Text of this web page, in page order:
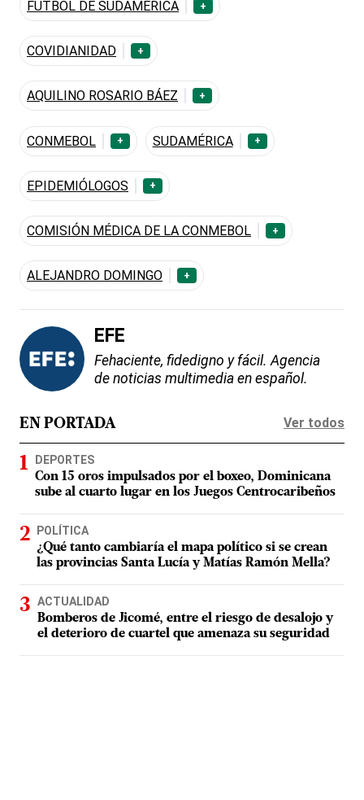
FÚTBOL DE SUDAMÉRICA +
COVIDIANIDAD +
AQUILINO ROSARIO BÁEZ +
CONMEBOL + SUDAMÉRICA +
EPIDEMIÓLOGOS +
COMISIÓN MÉDICA DE LA CONMEBOL +
ALEJANDRO DOMINGO +
EFE
Fehaciente, fidedigno y fácil. Agencia
de noticias multimedia en español.
EN PORTADA Ver todos
DEPORTES
Con 15 oros impulsados por el boxeo, Dominicana
sube al cuarto lugar en los Juegos Centrocaribeños
POLÍTICA
¿Qué tanto cambiaría el mapa político si se crean
las provincias Santa Lucía y Matías Ramón Mella?
ACTUALIDAD
Bomberos de Jicomé, entre el riesgo de desalojo y
el deterioro de cuartel que amenaza su seguridad